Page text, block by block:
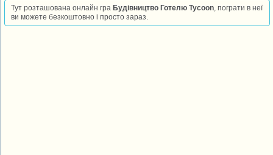
Тут розташована онлайн гра Будівництво Готелю Tycoon, пограти в неї
ви можете безкоштовно і просто зараз.